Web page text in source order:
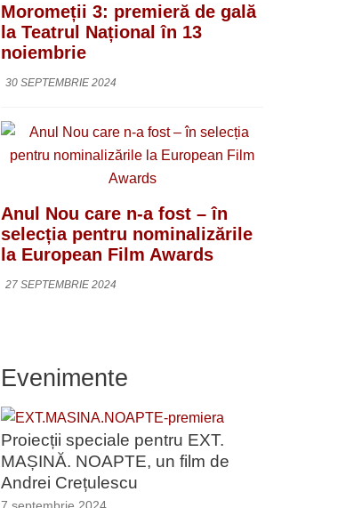
Moromeții 3: premieră de gală
la Teatrul Național în 13
noiembrie
30 SEPTEMBRIE 2024
Anul Nou care n-a fost – în
selecția pentru nominalizările
la European Film Awards
27 SEPTEMBRIE 2024
Evenimente
Proiecții speciale pentru EXT.
MAȘINĂ. NOAPTE, un film de
Andrei Crețulescu